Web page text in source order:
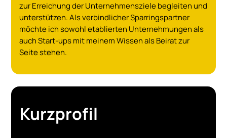
zur Erreichung der Unternehmensziele begleiten und
unterstützen. Als verbindlicher Sparringspartner
möchte ich sowohl etablierten Unternehmungen als
auch Start-ups mit meinem Wissen als Beirat zur
Seite stehen.
Kurzprofil